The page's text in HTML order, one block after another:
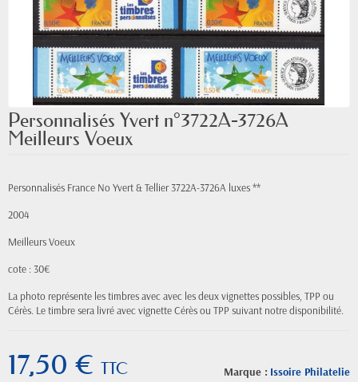
Personnalisés Yvert n°3722A-3726A
Meilleurs Voeux
Personnalisés France No Yvert & Tellier 3722A-3726A luxes **
2004
Meilleurs Voeux
cote : 30€
La photo représente les timbres avec avec les deux vignettes possibles, TPP ou
Cérès. Le timbre sera livré avec vignette Cérès ou TPP suivant notre disponibilité.
Marque : Issoire Philatelie
17,50 € TTC